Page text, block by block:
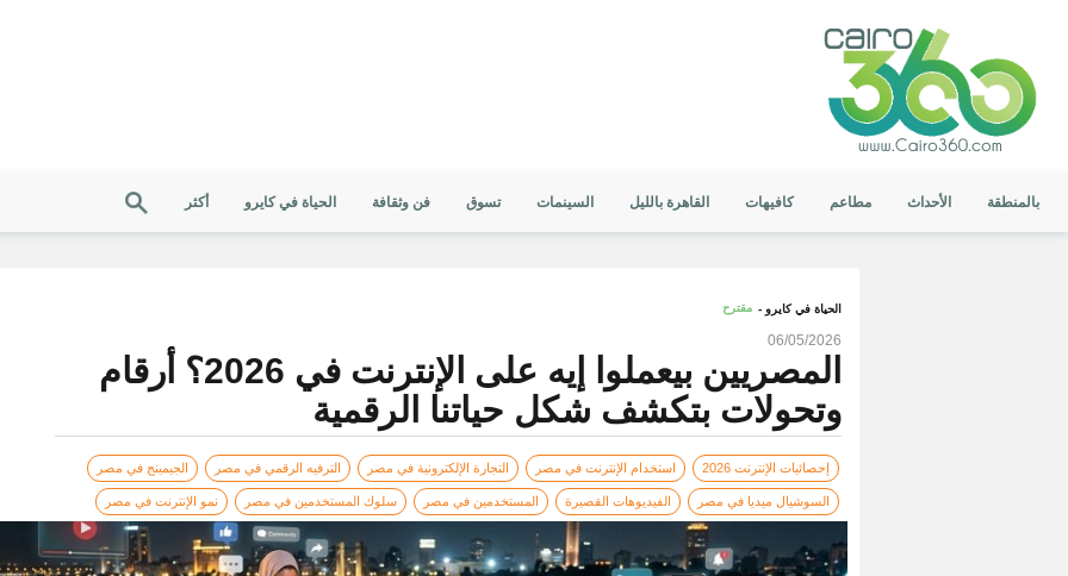
بالمنطقة الأحداث مطاعم كافيهات القاهرة بالليل السينمات تسوق فن وثقافة الحياة في كايرو أكثر
الحياة في كايرو - مقترح
06/05/2026
المصريين بيعملوا إيه على الإنترنت في 2026؟ أرقام
وتحولات بتكشف شكل حياتنا الرقمية
إحصائيات الإنترنت 2026 استخدام الإنترنت في مصر التجارة الإلكترونية في مصر الترفيه الرقمي في مصر الجيمينج في مصر
السوشيال ميديا في مصر الفيديوهات القصيرة المستخدمين في مصر سلوك المستخدمين في مصر نمو الإنترنت في مصر